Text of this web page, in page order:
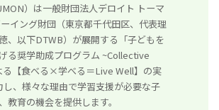
）は一般財団法人デロイト トーマ
イング財団（東京都千代田区、代表理
、以下DTWB）が展開する「子どもを
る奨学助成プログラム ~Collective
る【食べる×学べる＝Live Well】の実
し、様々な理由で学習支援が必要な子
教育の機会を提供します。